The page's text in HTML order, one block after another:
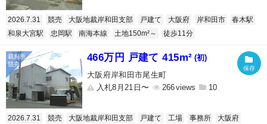
2026.7.31 競売 大阪地裁岸和田支部 戸建て 大阪府 岸和田市
春木駅
和泉大宮駅
忠岡駅 南海本線 土地150m²～ 徒歩11分
466万円 戸建て 415m² (初)
大阪府岸和田市尾生町
入札8月21日〜
266 10
2026.7.31 競売 大阪地裁岸和田支部 戸建て 工場 事務所
大阪府